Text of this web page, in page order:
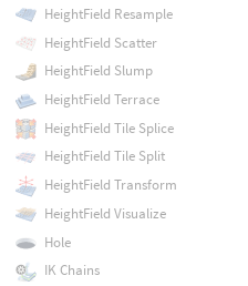
HeightField Resample
HeightField Scatter
HeightField Slump
HeightField Terrace
HeightField Tile Splice
HeightField Tile Split
HeightField Transform
HeightField Visualize
Hole
IK Chains